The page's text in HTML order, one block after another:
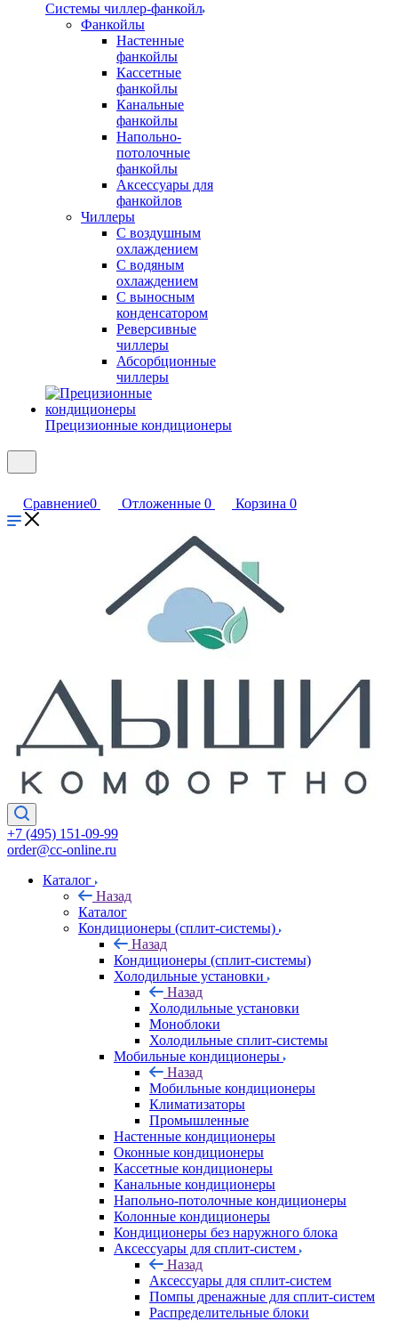
Системы чиллер-фанкойл
Фанкойлы
Настенные
фанкойлы
Кассетные
фанкойлы
Канальные
фанкойлы
Напольно-
потолочные
фанкойлы
Аксессуары для
фанкойлов
Чиллеры
С воздушным
охлаждением
С водяным
охлаждением
С выносным
конденсатором
Реверсивные
чиллеры
Абсорбционные
чиллеры
Прецизионные кондиционеры
Сравнение0 Отложенные 0 Корзина 0
+7 (495) 151-09-99
order@cc-online.ru
Каталог
Назад
Каталог
Кондиционеры (сплит-системы)
Назад
Кондиционеры (сплит-системы)
Холодильные установки
Назад
Холодильные установки
Моноблоки
Холодильные сплит-системы
Мобильные кондиционеры
Назад
Мобильные кондиционеры
Климатизаторы
Промышленные
Настенные кондиционеры
Оконные кондиционеры
Кассетные кондиционеры
Канальные кондиционеры
Напольно-потолочные кондиционеры
Колонные кондиционеры
Кондиционеры без наружного блока
Аксессуары для сплит-систем
Назад
Аксессуары для сплит-систем
Помпы дренажные для сплит-систем
Распределительные блоки